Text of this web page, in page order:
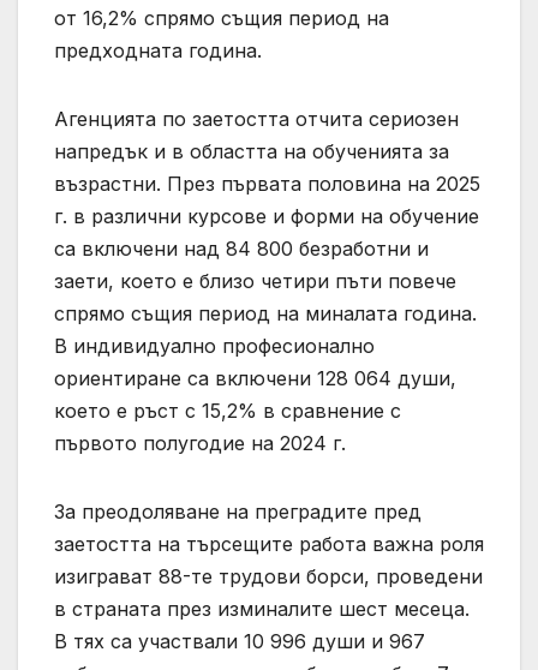
от 16,2% спрямо същия период на
предходната година.
Агенцията по заетостта отчита сериозен
напредък и в областта на обученията за
възрастни. През първата половина на 2025
г. в различни курсове и форми на обучение
са включени над 84 800 безработни и
заети, което е близо четири пъти повече
спрямо същия период на миналата година.
В индивидуално професионално
ориентиране са включени 128 064 души,
което е ръст с 15,2% в сравнение с
първото полугодие на 2024 г.
За преодоляване на преградите пред
заетостта на търсещите работа важна роля
изиграват 88-те трудови борси, проведени
в страната през изминалите шест месеца.
В тях са участвали 10 996 души и 967